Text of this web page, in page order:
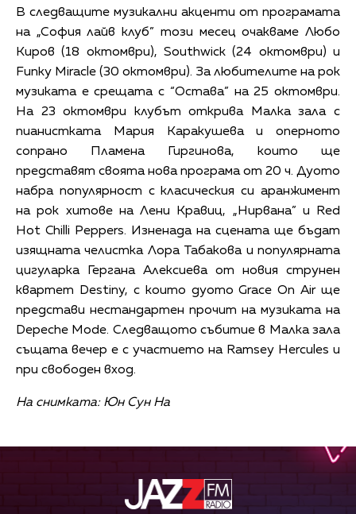
В следващите музикални акценти от програмата
на „София лайв клуб” този месец очакваме Любо
Киров (18 октомври), Southwick (24 октомври) и
Funky Miracle (30 октомври). За любителите на рок
музиката е срещата с “Остава” на 25 октомври.
На 23 октомври клубът открива Малка зала с
пианистката Мария Каракушева и оперното
сопрано Пламена Гиргинова, които ще
представят своята нова програма от 20 ч. Дуото
набра популярност с класическия си аранжимент
на рок хитове на Лени Кравиц, „Нирвана” и Red
Hot Chilli Peppers. Изненада на сцената ще бъдат
изящната челистка Лора Табакова и популярната
цигуларка Гергана Алексиева от новия струнен
квартет Destiny, с които дуото Grace On Air ще
представи нестандартен прочит на музиката на
Depeche Mode. Следващото събитие в Малка зала
същата вечер е с участието на Ramsey Hercules и
при свободен вход.
На снимката: Юн Сун На